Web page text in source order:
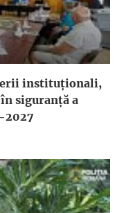
instituționali,
siguranță a